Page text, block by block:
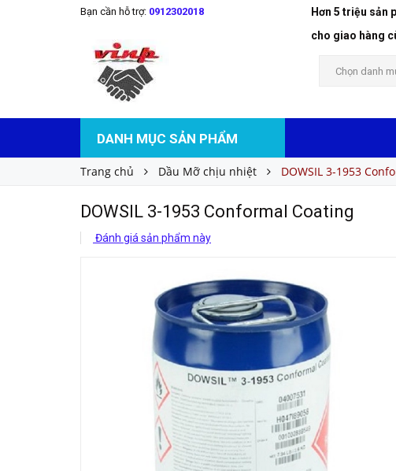
Bạn cần hỗ trợ: 0912302018
Hơn 5 triệu sản
cho giao hàng
Chọn danh
DANH MỤC SẢN PHẨM
Trang chủ Dầu Mỡ chịu nhiệt DOWSIL 3-1953
DOWSIL 3-1953 Conformal Coating
Đánh giá sản phẩm này
DOWSIL 3-1953 Conformal Coating